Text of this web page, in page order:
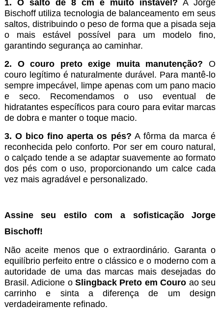
1. O salto de 8 cm é muito instável? A Jorge
Bischoff utiliza tecnologia de balanceamento em seus
saltos, distribuindo o peso de forma que a pisada seja
o mais estável possível para um modelo fino,
garantindo segurança ao caminhar.
2. O couro preto exige muita manutenção? O
couro legítimo é naturalmente durável. Para mantê-lo
sempre impecável, limpe apenas com um pano macio
e seco. Recomendamos o uso eventual de
hidratantes específicos para couro para evitar marcas
de dobra e manter o toque macio.
3. O bico fino aperta os pés? A fôrma da marca é
reconhecida pelo conforto. Por ser em couro natural,
o calçado tende a se adaptar suavemente ao formato
dos pés com o uso, proporcionando um calce cada
vez mais agradável e personalizado.
Assine seu estilo com a sofisticação Jorge
Bischoff!
Não aceite menos que o extraordinário. Garanta o
equilíbrio perfeito entre o clássico e o moderno com a
autoridade de uma das marcas mais desejadas do
Brasil. Adicione oSlingback Preto em Couro ao seu
carrinho e sinta a diferença de um design
verdadeiramente refinado.